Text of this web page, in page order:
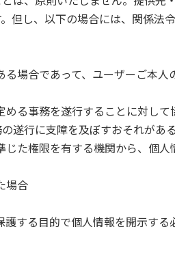
但し、以下の場合には、関係法
場合であって、ユーザーご本人
る事務を遂行することに対して
遂行に支障を及ぼすおそれがあ
た権限を有する機関から、個人
場合
する目的で個人情報を開示する